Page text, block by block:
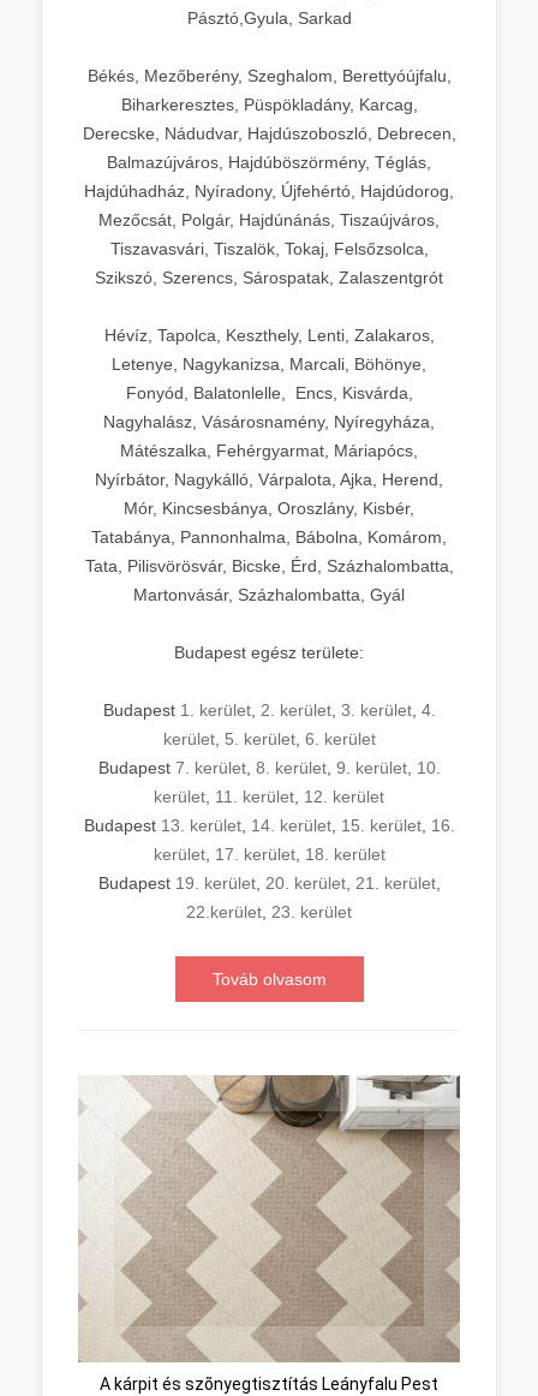
Pásztó,Gyula, Sarkad
Békés, Mezőberény, Szeghalom, Berettyóújfalu,
Biharkeresztes, Püspökladány, Karcag,
Derecske, Nádudvar, Hajdúszoboszló, Debrecen,
Balmazújváros, Hajdúböszörmény, Téglás,
Hajdúhadház, Nyíradony, Újfehértó, Hajdúdorog,
Mezőcsát, Polgár, Hajdúnánás, Tiszaújváros,
Tiszavasvári, Tiszalök, Tokaj, Felsőzsolca,
Szikszó, Szerencs, Sárospatak, Zalaszentgrót
Hévíz, Tapolca, Keszthely, Lenti, Zalakaros,
Letenye, Nagykanizsa, Marcali, Böhönye,
Fonyód, Balatonlelle, Encs, Kisvárda,
Nagyhalász, Vásárosnamény, Nyíregyháza,
Mátészalka, Fehérgyarmat, Máriapócs,
Nyírbátor, Nagykálló, Várpalota, Ajka, Herend,
Mór, Kincsesbánya, Oroszlány, Kisbér,
Tatabánya, Pannonhalma, Bábolna, Komárom,
Tata, Pilisvörösvár, Bicske, Érd, Százhalombatta,
Martonvásár, Százhalombatta, Gyál
Budapest egész területe:
Budapest 1. kerület, 2. kerület, 3. kerület, 4.
kerület, 5. kerület, 6. kerület
Budapest 7. kerület, 8. kerület, 9. kerület, 10.
kerület 11. kerület 12. kerület
Budapest 13. kerület, 14. kerület, 15. kerület, 16.
kerület, 17. kerület, 18. kerület
Budapest 19. kerület, 20. kerület, 21. kerület,
22.kerület 23. kerület
Továb olvasom
A kárpit és szõnyegtisztítás Leányfalu Pest